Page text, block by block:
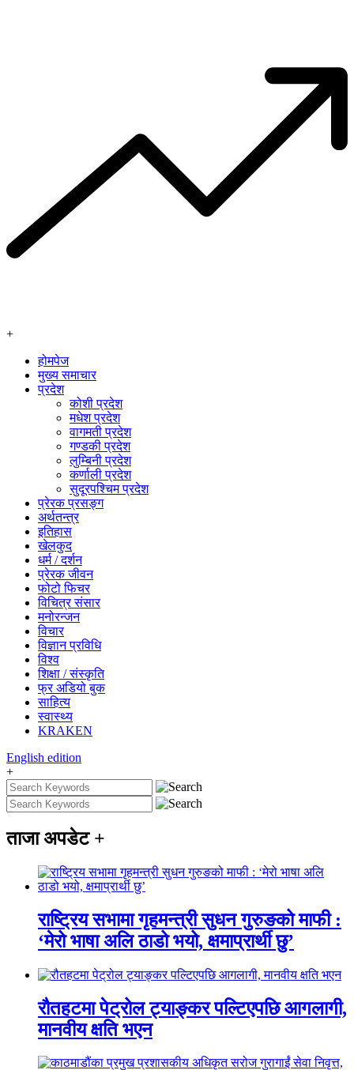
+
होमपेज
मुख्य समाचार
प्रदेश
कोशी प्रदेश
मधेश प्रदेश
वागमती प्रदेश
गण्डकी प्रदेश
लुम्बिनी प्रदेश
कर्णाली प्रदेश
सुदूरपश्चिम प्रदेश
प्रेरक प्रसङ्ग
अर्थतन्त्र
इतिहास
खेलकुद
धर्म / दर्शन
प्रेरक जीवन
फोटो फिचर
विचित्र संसार
मनोरन्जन
विचार
विज्ञान प्रविधि
विश्व
शिक्षा / संस्कृति
फ्र अडियो बुक
साहित्य
स्वास्थ्य
KRAKEN
English edition
+
ताजा अपडेट +
राष्ट्रिय सभामा गृहमन्त्री सुधन गुरुङको माफी :
‘मेरो भाषा अलि ठाडो भयो, क्षमाप्रार्थी छु’
रौतहटमा पेट्रोल ट्याङ्कर पल्टिएपछि आगलागी,
मानवीय क्षति भएन